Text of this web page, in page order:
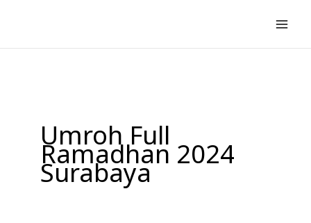
konten
Umroh Full
Ramadhan 2024
Surabaya